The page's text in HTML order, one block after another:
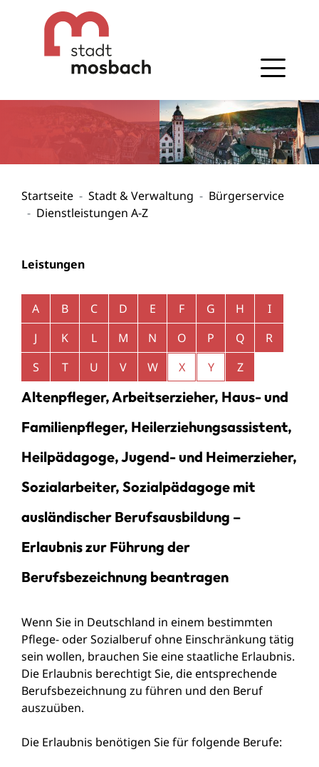
Gehe zum Navigationsbereich
Gehe zum Inhalt
Startseite Stadt & Verwaltung
Bürgerservice
Dienstleistungen A-Z
Leistungen
Alphabetisches Register überspringen
A B C D E F G H
I
J
K L M N O P Q
R
S
T U V W X Y Z
Altenpfleger, Arbeitserzieher, Haus- und
Familienpfleger, Heilerziehungsassistent,
Heilpädagoge, Jugend- und Heimerzieher,
Sozialarbeiter, Sozialpädagoge mit
ausländischer Berufsausbildung –
Erlaubnis zur Führung der
Berufsbezeichnung beantragen
Wenn Sie in Deutschland in einem bestimmten
Pflege- oder Sozialberuf ohne Einschränkung tätig
sein wollen, brauchen Sie eine staatliche Erlaubnis.
Die Erlaubnis berechtigt Sie, die entsprechende
Berufsbezeichnung zu führen und den Beruf
auszuüben.
Die Erlaubnis benötigen Sie für folgende Berufe: